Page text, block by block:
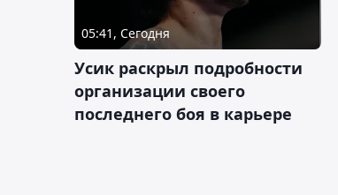
05:41, Сегодня
Усик раскрыл подробности
организации своего
последнего боя в карьере